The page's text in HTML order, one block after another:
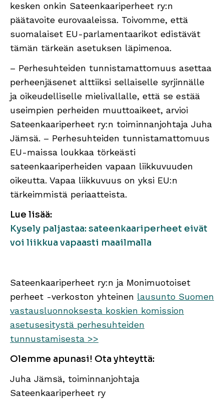
kesken onkin Sateenkaariperheet ry:n
päätavoite eurovaaleissa. Toivomme, että
suomalaiset EU-parlamentaarikot edistävät
tämän tärkeän asetuksen läpimenoa.
– Perhesuhteiden tunnistamattomuus asettaa
perheenjäsenet alttiiksi sellaiselle syrjinnälle
ja oikeudelliselle mielivallalle, että se estää
useimpien perheiden muuttoaikeet, arvioi
Sateenkaariperheet ry:n toiminnanjohtaja Juha
Jämsä. – Perhesuhteiden tunnistamattomuus
EU-maissa loukkaa törkeästi
sateenkaariperheiden vapaan liikkuvuuden
oikeutta. Vapaa liikkuvuus on yksi EU:n
tärkeimmistä periaatteista.
Lue lisää:
Kysely paljastaa: sateenkaariperheet eivät
voi liikkua vapaasti maailmalla
Sateenkaariperheet ry:n ja Monimuotoiset
perheet -verkoston yhteinen lausunto Suomen
vastausluonnoksesta koskien komission
asetusesitystä perhesuhteiden
tunnustamisesta >>
Olemme apunasi! Ota yhteyttä:
Juha Jämsä, toiminnanjohtaja
Sateenkaariperheet ry